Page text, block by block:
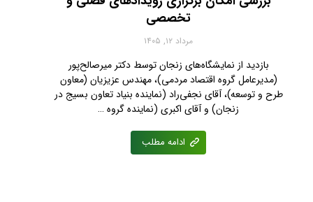
تخصصی
مرداد ۱۲, ۱۴۰۵
بازدید از نمایشگاه‌های زنجان توسط دکتر میرصالح‌پور
(مدیرعامل گروه اقتصاد مردمی)، مهندس عزیزیان (معاون
طرح و توسعه)، آقای نجفی‌راد (نماینده بنیاد تعاون بسیج در
زنجان) و آقای اکبری (نماینده گروه …
ادامه مطلب